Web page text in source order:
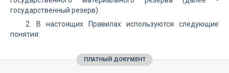
государственный резерв).
2. В настоящих Правилах используются следующие
понятия:
ПЛАТНЫЙ ДОКУМЕНТ